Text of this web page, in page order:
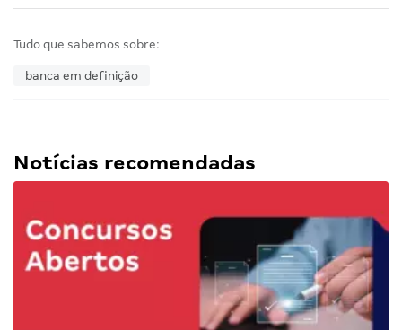
Tudo que sabemos sobre:
banca em definição
Notícias recomendadas